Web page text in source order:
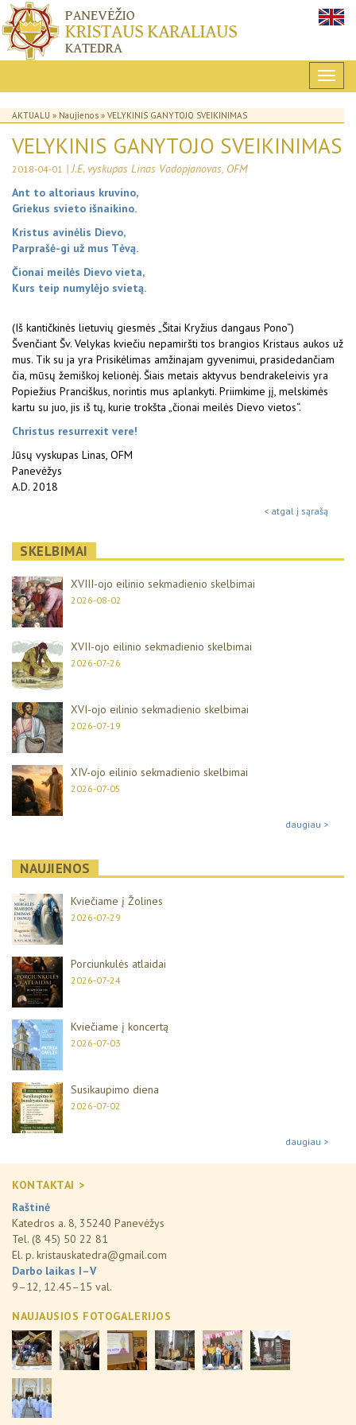
AKTUALU » Naujienos » VELYKINIS GANYTOJO SVEIKINIMAS
VELYKINIS GANYTOJO SVEIKINIMAS
2018-04-01 | J.E. vyskupas Linas Vadopjanovas, OFM
Ant to altoriaus kruvino,
Griekus svieto išnaikino.
Kristus avinėlis Dievo,
Parprašė-gi už mus Tėvą.
Čionai meilės Dievo vieta,
Kurs teip numylėjo svietą.
(Iš kantičkinės lietuvių giesmės „Šitai Kryžius dangaus Pono“)
Švenčiant Šv. Velykas kviečiu nepamiršti tos brangios Kristaus aukos už
mus. Tik su ja yra Prisikėlimas amžinajam gyvenimui, prasidedančiam
čia, mūsų žemiškoj kelionėj. Šiais metais aktyvus bendrakeleivis yra
Popiežius Pranciškus, norintis mus aplankyti. Priimkime jį, melskimės
kartu su juo, jis iš tų, kurie trokšta „čionai meilės Dievo vietos“.
Christus resurrexit vere!
Jūsų vyskupas Linas, OFM
Panevėžys
A.D. 2018
< atgal į sąrašą
SKELBIMAI
XVIII-ojo eilinio sekmadienio skelbimai
2026-08-02
XVII-ojo eilinio sekmadienio skelbimai
2026-07-26
XVI-ojo eilinio sekmadienio skelbimai
2026-07-19
XIV-ojo eilinio sekmadienio skelbimai
2026-07-05
daugiau >
NAUJIENOS
Kviečiame į Žolines
2026-07-29
Porciunkulės atlaidai
2026-07-24
Kviečiame į koncertą
2026-07-03
Susikaupimo diena
2026-07-02
daugiau >
KONTAKTAI >
Raštinė
Katedros a. 8, 35240 Panevėžys
Tel. (8 45) 50 22 81
El. p. kristauskatedra@gmail.com
Darbo laikas I–V
9–12, 12.45–15 val.
NAUJAUSIOS FOTOGALERIJOS